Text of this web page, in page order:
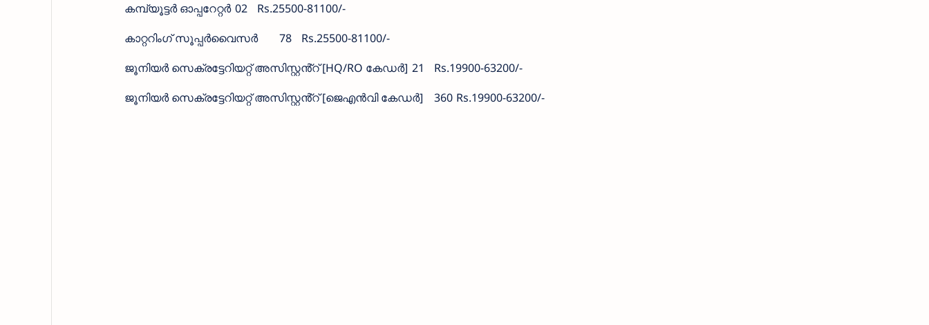
കമ്പ്യൂട്ടർ ഓപ്പറേറ്റർ 02
Rs.25500-81100/-
കാറ്ററിംഗ് സൂപ്പർവൈസർ
78
Rs.25500-81100/-
ജൂനിയർ സെക്രട്ടേറിയറ്റ് അസിസ്റ്റൻ്റ് [HQ/RO കേഡർ] 21
Rs.19900-63200/-
ജൂനിയർ സെക്രട്ടേറിയറ്റ് അസിസ്റ്റൻ്റ് [ജെഎൻവി കേഡർ]
360 Rs.19900-63200/-